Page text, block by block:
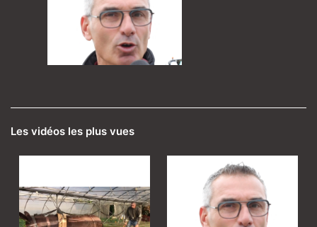
Les vidéos les plus vues